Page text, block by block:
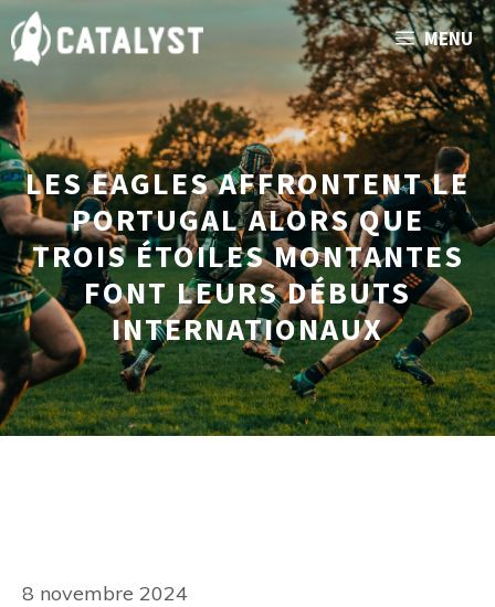
Aller
au
contenu
MENU
LES EAGLES AFFRONTENT LE
PORTUGAL ALORS QUE
TROIS ÉTOILES MONTANTES
FONT LEURS DÉBUTS
INTERNATIONAUX
8 novembre 2024